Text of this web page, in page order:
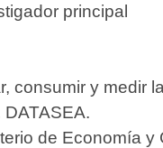
principal
consumir y medir
de Economía y